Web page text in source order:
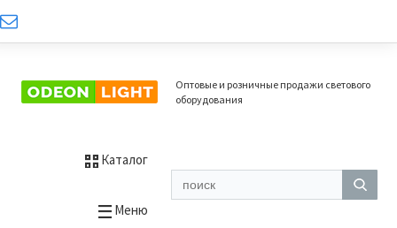
Оптовые и розничные продажи светового
оборудования
Каталог
Меню